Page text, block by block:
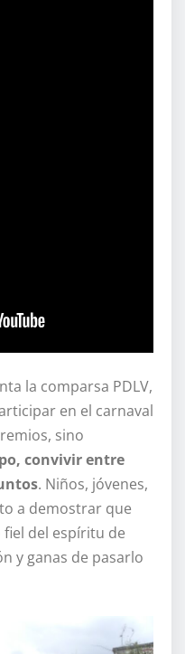
la comparsa PDLV,
en el carnaval
sino
convivir entre
. Niños, jóvenes,
a demostrar que
del espíritu de
y ganas de pasarlo